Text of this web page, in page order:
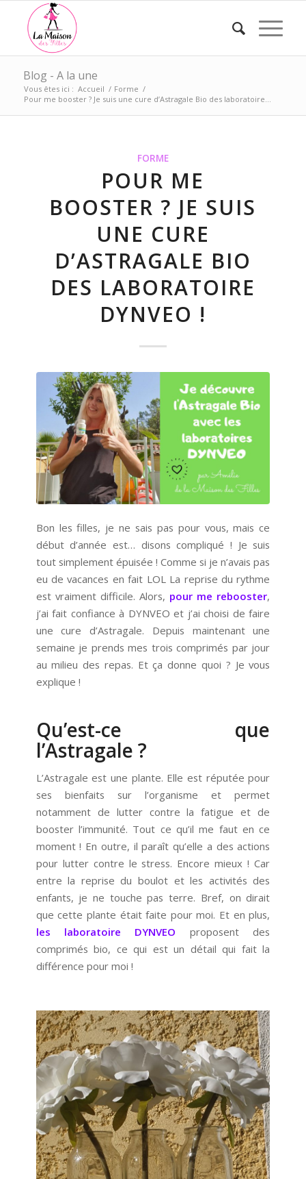
Blog - A la une
Vous êtes ici : Accueil / Forme /
Pour me booster ? Je suis une cure d’Astragale Bio des laboratoire...
FORME
POUR ME
BOOSTER ? JE SUIS
UNE CURE
D’ASTRAGALE BIO
DES LABORATOIRE
DYNVEO !
Bon les filles, je ne sais pas pour vous, mais ce
début d’année est… disons compliqué ! Je suis
tout simplement épuisée ! Comme si je n’avais pas
eu de vacances en fait LOL La reprise du rythme
est vraiment difficile. Alors, pour me rebooster,
j’ai fait confiance à DYNVEO et j’ai choisi de faire
une cure d’Astragale. Depuis maintenant une
semaine je prends mes trois comprimés par jour
au milieu des repas. Et ça donne quoi ? Je vous
explique !
Qu’est-ce que
l’Astragale ?
L’Astragale est une plante. Elle est réputée pour
ses bienfaits sur l’organisme et permet
notamment de lutter contre la fatigue et de
booster l’immunité. Tout ce qu’il me faut en ce
moment ! En outre, il paraît qu’elle a des actions
pour lutter contre le stress. Encore mieux ! Car
entre la reprise du boulot et les activités des
enfants, je ne touche pas terre. Bref, on dirait
que cette plante était faite pour moi. Et en plus,
les laboratoire DYNVEO proposent des
comprimés bio, ce qui est un détail qui fait la
différence pour moi !